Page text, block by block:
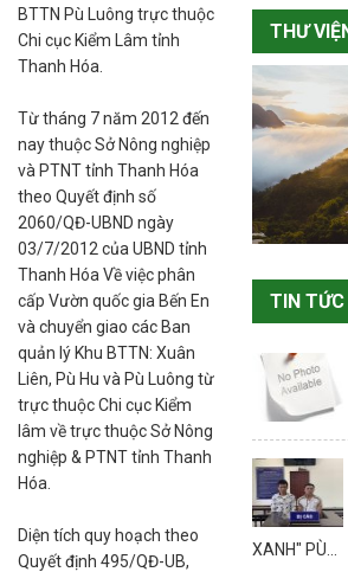
BTTN Pù Luông trực thuộc
Chi cục Kiểm Lâm tỉnh
Thanh Hóa.
Từ tháng 7 năm 2012 đến
nay thuộc Sở Nông nghiệp
và PTNT tỉnh Thanh Hóa
theo Quyết định số
2060/QĐ-UBND ngày
03/7/2012 của UBND tỉnh
Thanh Hóa Về việc phân
cấp Vườn quốc gia Bến En
và chuyển giao các Ban
quản lý Khu BTTN: Xuân
Liên, Pù Hu và Pù Luông từ
trực thuộc Chi cục Kiểm
lâm về trực thuộc Sở Nông
nghiệp & PTNT tỉnh Thanh
Hóa.
Diện tích quy hoạch theo
Quyết định 495/QĐ-UB,
THƯ
TIN
XANH" PÙ...